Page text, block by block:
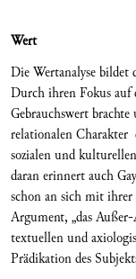
Wert
Die Wertanalyse bildet
Durch ihren Fokus auf
Gebrauchswert
relationalen Charakter
sozialen und
daran erinnert auch
schon an sich mit
Argument, „das
textuellen und
Prädikation des